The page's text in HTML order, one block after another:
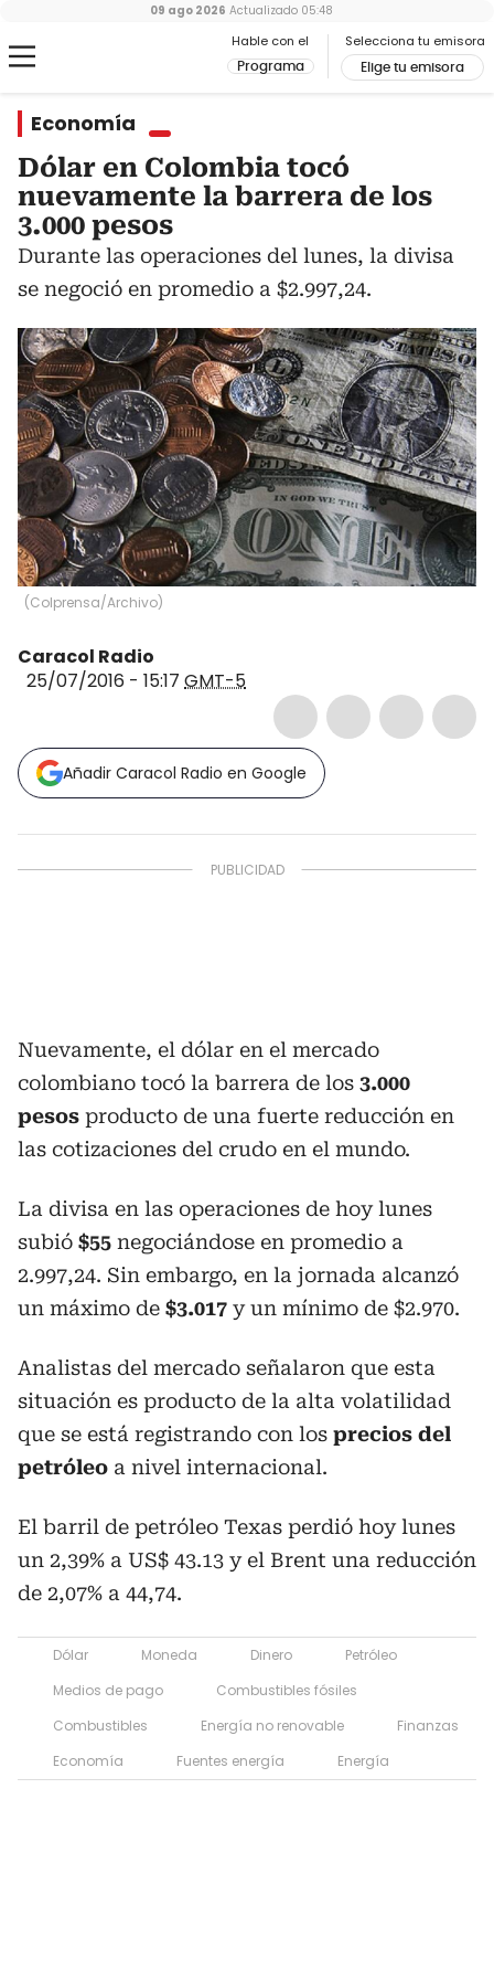
Hable con el
Programa
Selecciona tu emisora
Elige tu emisora
09 ago 2026 Actualizado 05:48
Economía
Dólar en Colombia tocó
nuevamente la barrera de los
3.000 pesos
Durante las operaciones del lunes, la divisa
se negoció en promedio a $2.997,24.
(Colprensa/Archivo)
Caracol Radio
25/07/2016 - 15:17 GMT-5
Añadir Caracol Radio en Google
Nuevamente, el dólar en el mercado
colombiano tocó la barrera de los 3.000
pesos producto de una fuerte reducción en
las cotizaciones del crudo en el mundo.
La divisa en las operaciones de hoy lunes
subió $55 negociándose en promedio a
2.997,24. Sin embargo, en la jornada alcanzó
un máximo de $3.017 y un mínimo de $2.970.
Analistas del mercado señalaron que esta
situación es producto de la alta volatilidad
que se está registrando con los precios del
petróleo a nivel internacional.
El barril de petróleo Texas perdió hoy lunes
un 2,39% a US$ 43.13 y el Brent una reducción
de 2,07% a 44,74.
Dólar Moneda Dinero
Petróleo
Medios de pago
Combustibles fósiles
Combustibles
Energía no renovable
Finanzas
Economía
Fuentes energía Energía